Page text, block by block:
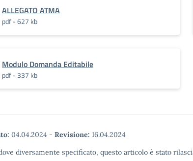
ALLEGATO ATMA
pdf - 627 kb
Modulo Domanda Editabile
pdf - 337 kb
04.04.2024 - Revisione: 16.04.2024
diversamente specificato, questo articolo è stato